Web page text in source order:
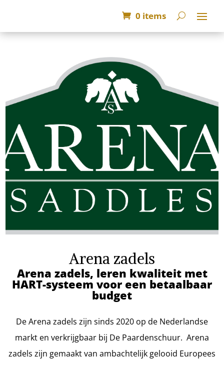
0 items
Arena zadels
Arena zadels, leren kwaliteit met
HART-systeem voor een betaalbaar
budget
De Arena zadels zijn sinds 2020 op de Nederlandse
markt en verkrijgbaar bij De Paardenschuur. Arena
zadels zijn gemaakt van ambachtelijk gelooid Europees